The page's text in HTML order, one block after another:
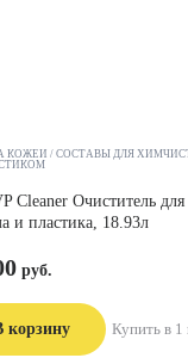
КОЖЕЙ СОСТАВЫ ДЛЯ
Cleaner Очиститель
и пластика, 18.93л
корзину Купить в 1